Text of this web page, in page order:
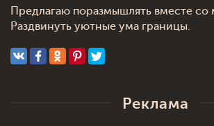
Предлагаю поразмышлять вместе со
Раздвинуть уютные ума границы.
Реклама